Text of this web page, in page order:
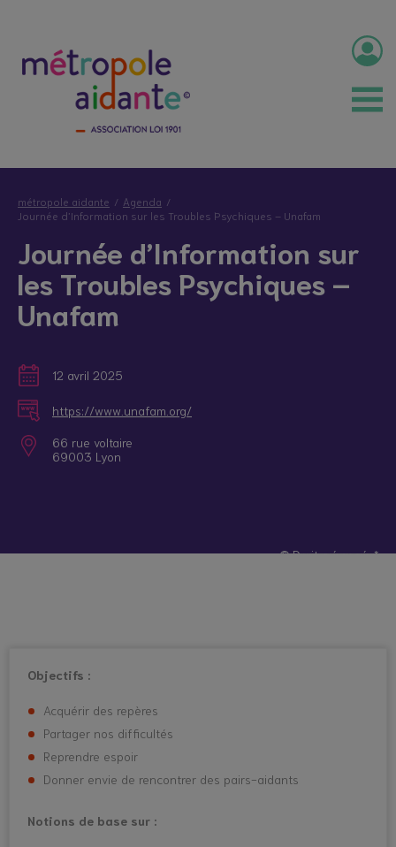
métropole aidante
Agenda
Journée d’Information sur les Troubles Psychiques – Unafam
Journée d’Information sur
les Troubles Psychiques –
Unafam
12 avril 2025
https://www.unafam.org/
66 rue voltaire
69003 Lyon
© Droits réservés*
Objectifs :
Acquérir des repères
Partager nos difficultés
Reprendre espoir
Donner envie de rencontrer des pairs-aidants
Notions de base sur :